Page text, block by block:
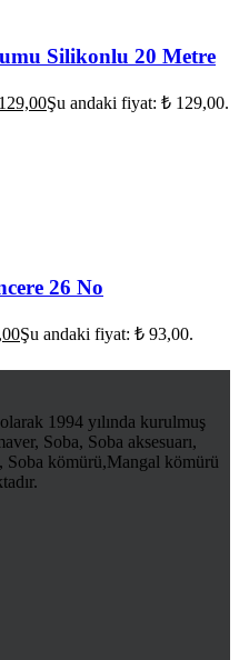
Silikonlu 20 Metre
129,00Şu andaki fiyat: ₺ 129,00.
26 No
Şu andaki fiyat: ₺ 93,00.
1994 yılında kurulmuş
Soba, Soba aksesuarı,
kömürü,Mangal kömürü